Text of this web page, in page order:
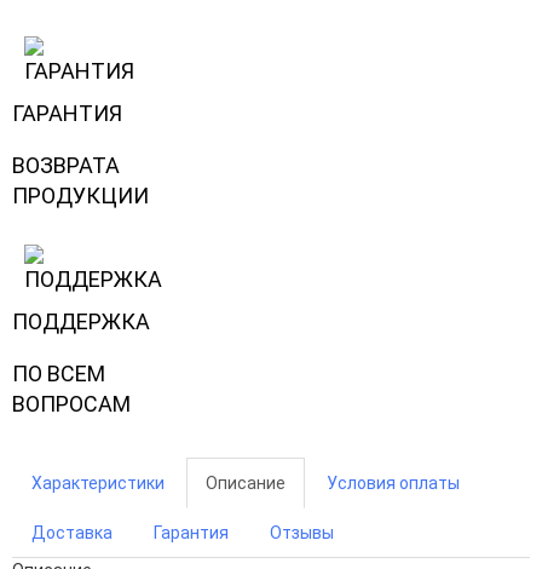
ГАРАНТИЯ
ВОЗВРАТА
ПРОДУКЦИИ
ПОДДЕРЖКА
ПО ВСЕМ
ВОПРОСАМ
Характеристики Описание Условия оплаты
Доставка Гарантия
Отзывы